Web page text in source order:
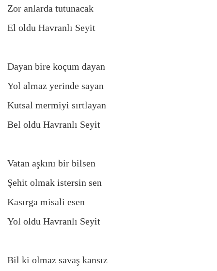
Zor anlarda tutunacak
El oldu Havranlı Seyit
Dayan bire koçum dayan
Yol almaz yerinde sayan
Kutsal mermiyi sırtlayan
Bel oldu Havranlı Seyit
Vatan aşkını bir bilsen
Şehit olmak istersin sen
Kasırga misali esen
Yol oldu Havranlı Seyit
Bil ki olmaz savaş kansız